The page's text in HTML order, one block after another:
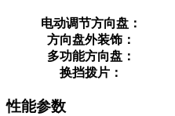
电动调节方向盘：
方向盘外装饰：
多功能方向盘：
换挡拨片：
性能参数